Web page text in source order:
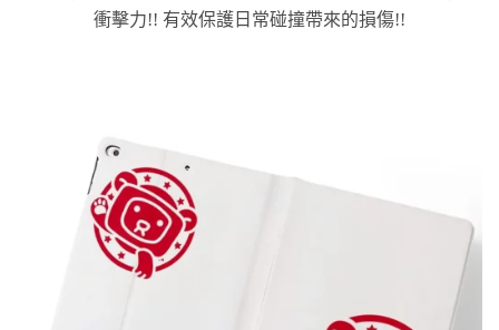
衝擊力!! 有效保護日常碰撞帶來的損傷!!